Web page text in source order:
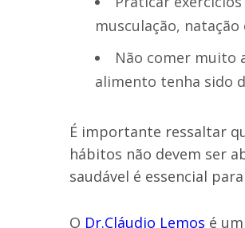
musculação,
Não comer muito
alimento tenha sido
É importante ressaltar
hábitos não devem ser
saudável é essencial
O Dr.Cláudio Lemos é